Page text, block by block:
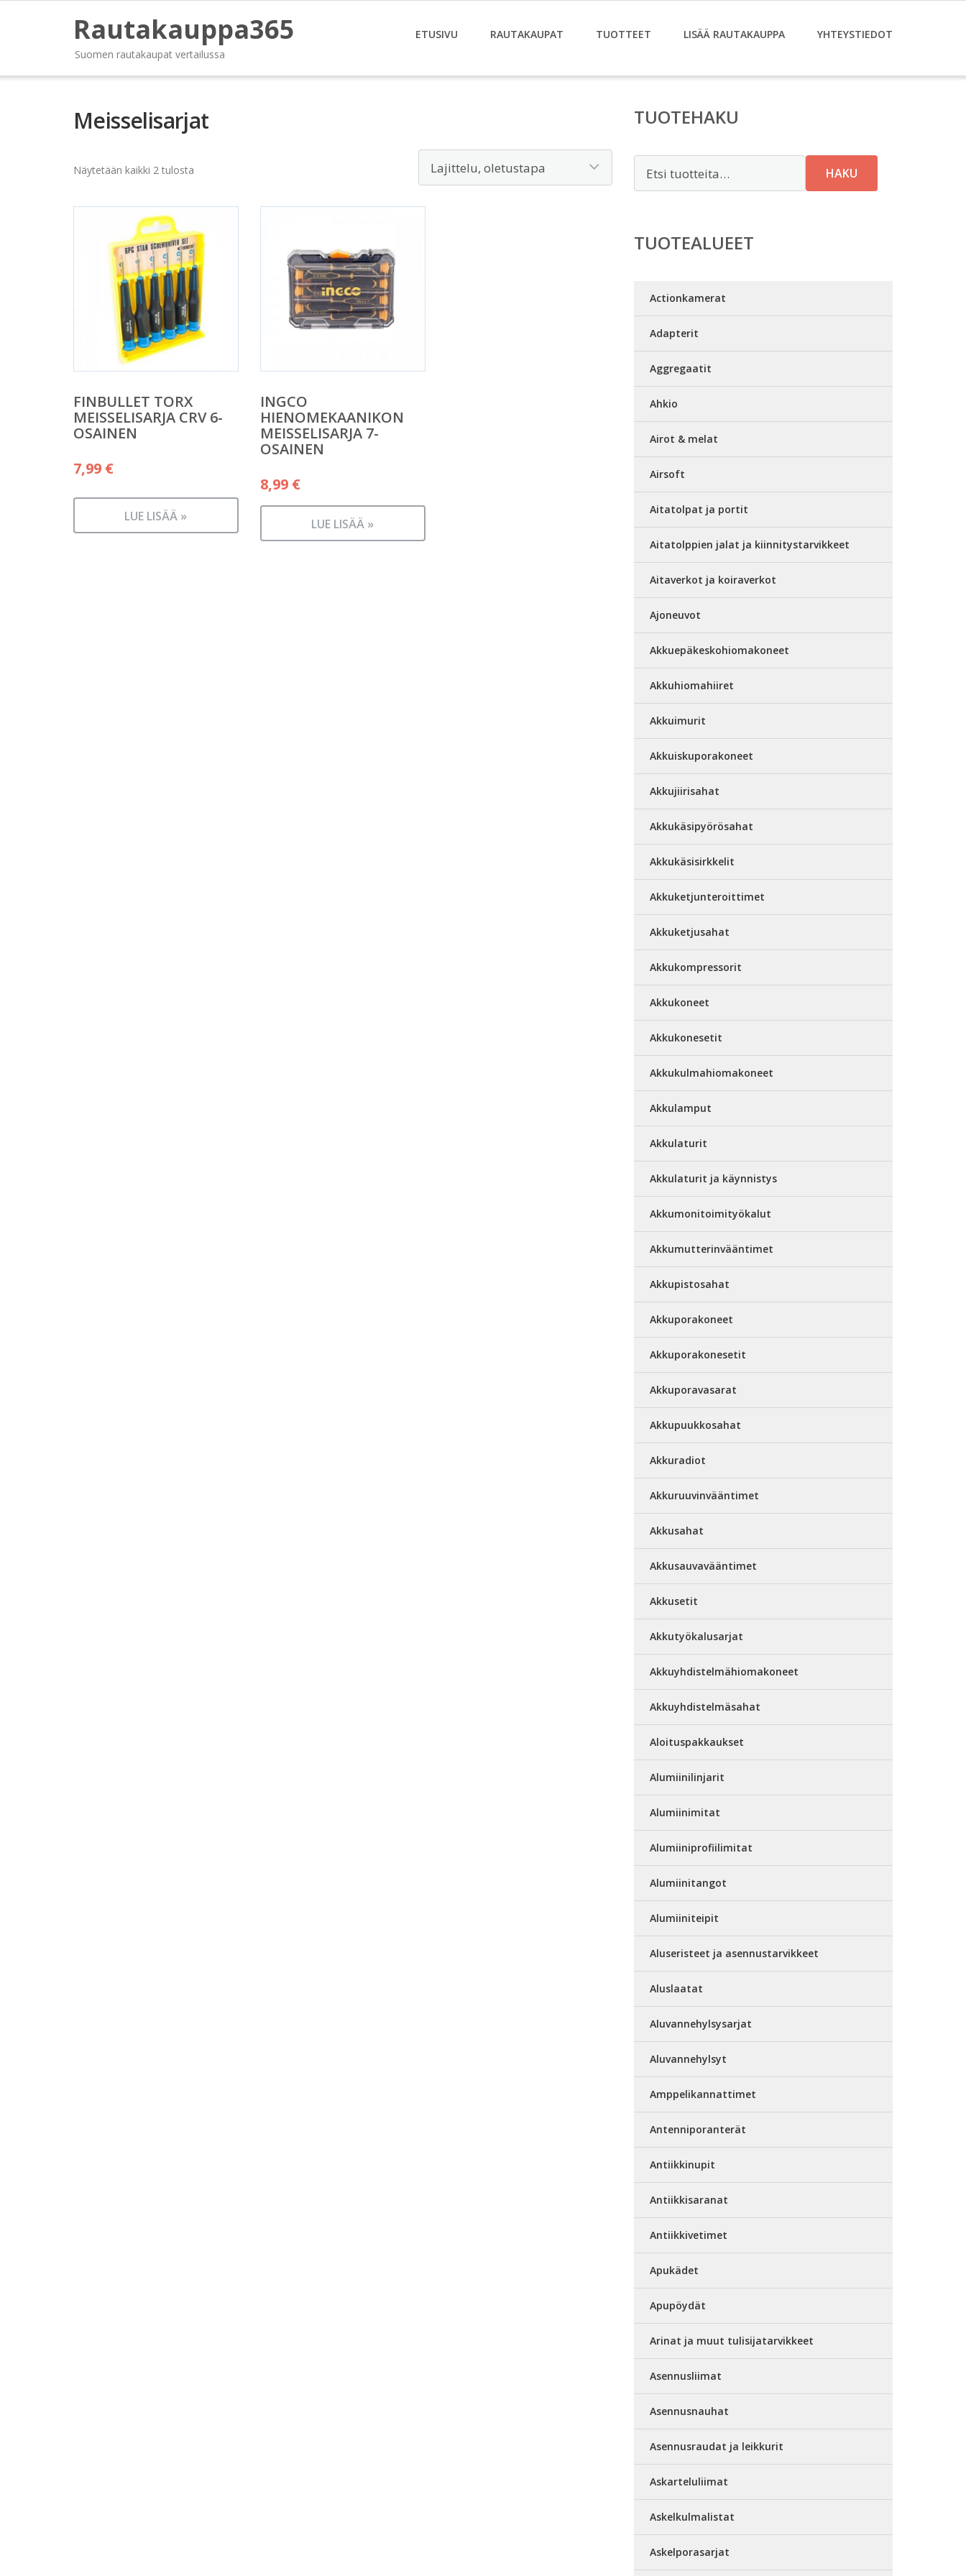
Rautakauppa365
Suomen rautakaupat vertailussa
ETUSIVU RAUTAKAUPAT TUOTTEET LISÄÄ RAUTAKAUPPA YHTEYSTIEDOT
Meisselisarjat
Näytetään kaikki 2 tulosta
FINBULLET TORX
MEISSELISARJA CRV 6-
OSAINEN
7,99 €
LUE LISÄÄ »
INGCO
HIENOMEKAANIKON
MEISSELISARJA 7-
OSAINEN
8,99 €
LUE LISÄÄ »
TUOTEHAKU
HAKU
TUOTEALUEET
Actionkamerat
Adapterit
Aggregaatit
Ahkio
Airot & melat
Airsoft
Aitatolpat ja portit
Aitatolppien jalat ja kiinnitystarvikkeet
Aitaverkot ja koiraverkot
Ajoneuvot
Akkuepäkeskohiomakoneet
Akkuhiomahiiret
Akkuimurit
Akkuiskuporakoneet
Akkujiirisahat
Akkukäsipyörösahat
Akkukäsisirkkelit
Akkuketjunteroittimet
Akkuketjusahat
Akkukompressorit
Akkukoneet
Akkukonesetit
Akkukulmahiomakoneet
Akkulamput
Akkulaturit
Akkulaturit ja käynnistys
Akkumonitoimityökalut
Akkumutterinvääntimet
Akkupistosahat
Akkuporakoneet
Akkuporakonesetit
Akkuporavasarat
Akkupuukkosahat
Akkuradiot
Akkuruuvinvääntimet
Akkusahat
Akkusauvavääntimet
Akkusetit
Akkutyökalusarjat
Akkuyhdistelmähiomakoneet
Akkuyhdistelmäsahat
Aloituspakkaukset
Alumiinilinjarit
Alumiinimitat
Alumiiniprofiilimitat
Alumiinitangot
Alumiiniteipit
Aluseristeet ja asennustarvikkeet
Aluslaatat
Aluvannehylsysarjat
Aluvannehylsyt
Amppelikannattimet
Antenniporanterät
Antiikkinupit
Antiikkisaranat
Antiikkivetimet
Apukädet
Apupöydät
Arinat ja muut tulisijatarvikkeet
Asennusliimat
Asennusnauhat
Asennusraudat ja leikkurit
Askarteluliimat
Askelkulmalistat
Askelporasarjat